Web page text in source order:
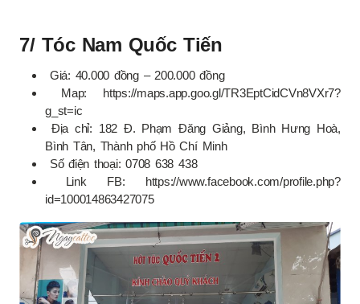
7/ Tóc Nam Quốc Tiến
Giá: 40.000 đồng – 200.000 đồng
Map: https://maps.app.goo.gl/TR3EptCidCVn8VXr7?
g_st=ic
Địa chỉ: 182 Đ. Phạm Đăng Giảng, Bình Hưng Hoà,
Bình Tân, Thành phố Hồ Chí Minh
Số điện thoại: 0708 638 438
Link FB: https://www.facebook.com/profile.php?
id=100014863427075